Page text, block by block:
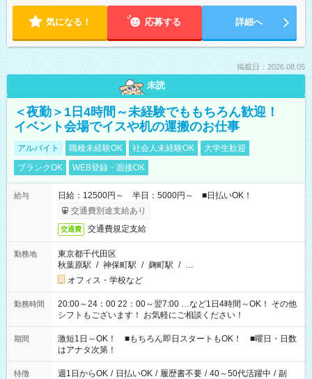
気になる！ 応募する 詳細へ
掲載日：2026.08.05
未読
＜夜勤＞1日4時間～未経験でももちろん歓迎！
イベント会場でイスや机の運搬のお仕事
アルバイト 職種未経験OK 社会人未経験OK
大学生歓迎
ブランクOK
WEB登録・面接OK
給与
日給：12500円～ 半日：5000円～ ■日払いOK！
交通費別途支給あり
交通費 交通費規定支給
勤務地
東京都千代田区
秋葉原駅 / 神保町駅 / 麹町駅 / …
オフィス・学校など
勤務時間
20:00～24：00 22：00～翌7:00 …など1日4時間～OK！ その他
シフトもございます！ お気軽にご相談ください！
期間
激短1日～OK！ ■もちろん即日スタートもOK！ ■曜日・日数
はアナタ次第！
特徴 週1日からOK / 日払いOK / 履歴書不要 / 40～50代活躍中 / 副